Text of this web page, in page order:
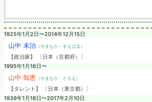
1925年1月2日〜2014年12月15日
山中 末治（やまなか・すえはる）
【政治家】 〔日本（京都府）〕
1995年1月16日〜
山中 知恵 （やまなか・ともえ）
【タレント】 〔日本（東京都）〕
1939年1月18日〜2017年2月10日